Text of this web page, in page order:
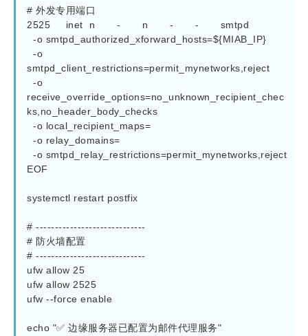
# 外发专用端口
2525     inet  n       -       n       -       -       smtpd
smtpd_client_restrictions=permit_mynetworks,reject
receive_override_options=no_unknown_recipient_chec
ks,no_header_body_checks
EOF
systemctl restart postfix
# -----------------------------
# 防火墙配置
# -----------------------------
ufw allow 25
ufw allow 2525
ufw --force enable
echo "✅ 边缘服务器已配置为邮件代理服务"